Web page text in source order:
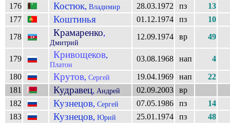
176
Костюк, Владимир 28.03.1972 пз
13
177
Коштинья 01.12.1974 пз
10
178
Крамаренко,
Дмитрий
12.09.1974 вр 49
179 Кривощеков,
Платон
03.08.1968 нап 4
180 Крутов, Сергей 19.04.1969 нап
22
181
Кудравец, Андрей 02.09.2003
вр
182
Кузнецов, Сергей 07.05.1986 пз
14
183
Кузнецов, Юрий 25.01.1974 пз 48